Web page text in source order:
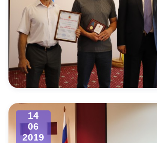
Владикавказ
Распоряжения, постановления
ОРВ и экспертиза НПА
Оценка деятельности органов
местного самоуправления
Открытые данные
14
06
2019